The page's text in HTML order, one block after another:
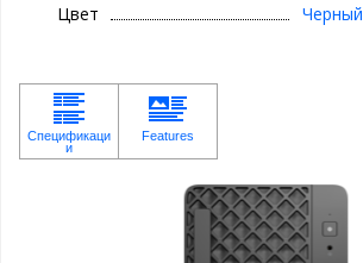
Цвет
Черный